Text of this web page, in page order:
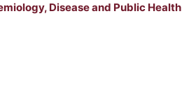
Disease and Public Health